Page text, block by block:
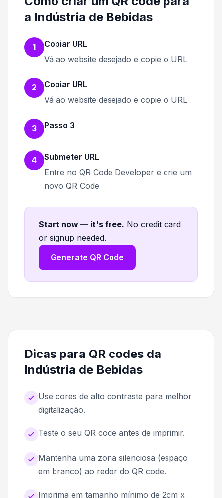
a Indústria de Bebidas
1
Copiar URL
Vá ao website desejado e copie o URL
2
Copiar URL
Vá ao website desejado e copie o URL
3 Passo 3
4
Submeter URL
Entre no QR Code Developer e crie um
novo QR Code
Start now — it's free. No credit card
or signup needed.
Generate QR Code
Dicas para QR codes da
Indústria de Bebidas
Use cores de alto contraste para melhor
digitalização.
Teste o seu QR code antes de imprimir.
Mantenha uma zona silenciosa (espaço
em branco) ao redor do QR code.
Imprima em tamanho mínimo de 2cm x